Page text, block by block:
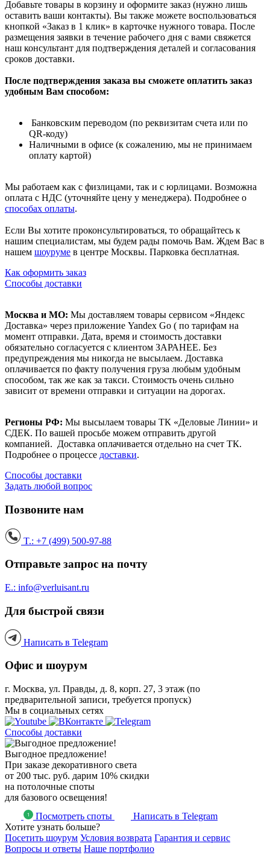
Добавьте товары в корзину и оформите заказ (нужно лишь
оставить ваши контакты). Вы также можете воспользоваться
кнопкой «Заказ в 1 клик» в карточке нужного товара. После
размещения заявки в течение рабочего дня с вами свяжется
наш консультант для подтверждения деталей и согласования
сроков доставки.
После подтверждения заказа вы сможете оплатить заказ
удобным Вам способом:
Банковским переводом (по реквизитам счета или по
QR-коду)
Наличными в офисе (к сожалению, мы не принимаем
оплату картой)
Мы работаем как с физлицами, так и с юрлицами. Возможна
оплата с НДС (уточняйте цену у менеджера). Подробнее о
способах оплаты.
Если Вы хотите проконсультироваться, то обращайтесь к
нашим специалистам, мы будем рады помочь Вам. Ждем Вас в
нашем шоуруме в центре Москвы. Парковка бесплатная.
Как оформить заказ
Способы доставки
Москва и МО: Мы доставляем товары сервисом «Яндекс
Доставка» через приложение Yandex Go ( по тарифам на
момент отправки. Дата, время и стоимость доставки
обязательно согласуется с клиентом ЗАРАНЕЕ. Без
предупреждения мы никогда не высылаем. Доставка
оплачивается по факту получения груза любым удобным
способом, так же как за такси. Стоимость очень сильно
зависит от времени отправки и ситуации на дорогах.
Регионы РФ: Мы высылаем товары ТК «Деловые Линии» и
СДЕК. По вашей просьбе можем отправить другой
компанией. Доставка оплачивается отдельно на счет ТК.
Подробнее о процессе доставки.
Способы доставки
Задать любой вопрос
Позвоните нам
T.: +7 (499) 500-97-88
Отправьте запрос на почту
E.: info@verluisant.ru
Для быстрой связи
Написать в Telegram
Офис и шоурум
г. Москва, ул. Правды, д. 8, корп. 27, 3 этаж (по
предварительной записи, требуется пропуск)
Мы в социальных сетях
Способы доставки
Выгодное предложение!
При заказе декоративного света
от 200 тыс. руб. дарим 10% скидки
на потолочные споты
для базового освещения!
Посмотреть споты
Написать в Telegram
Хотите узнать больше?
Посетить шоурум Условия возврата Гарантия и сервис
Вопросы и ответы Наше портфолио